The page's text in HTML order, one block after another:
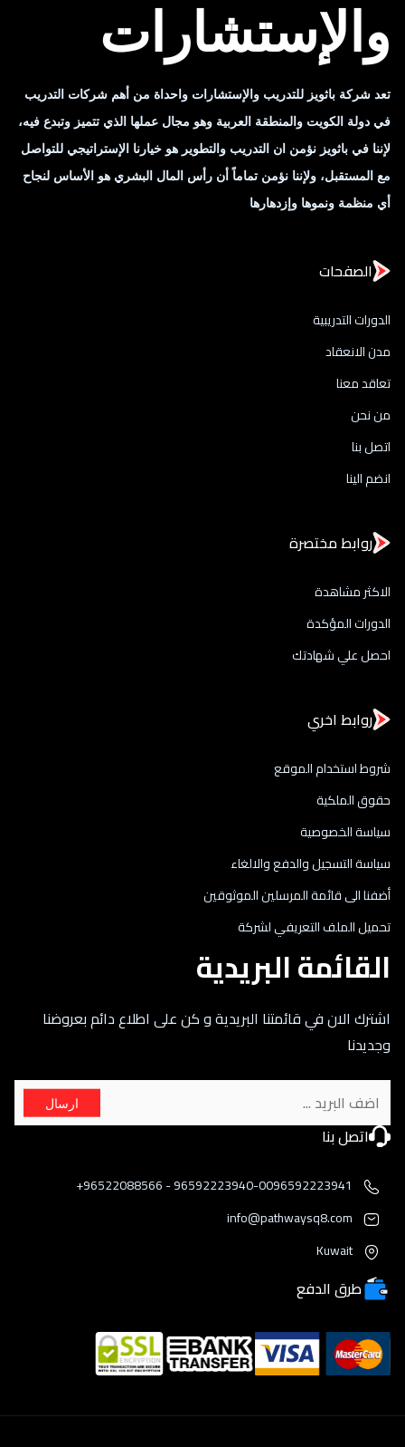
والإستشارات
تعد شركة باثويز للتدريب والإستشارات واحداة من أهم شركات التدريب
في دولة الكويت والمنطقة العربية وهو مجال عملها الذي تتميز وتبدع فيه،
لإننا في باثويز نؤمن ان التدريب والتطوير هو خيارنا الإستراتيجي للتواصل
مع المستقبل، ولإننا نؤمن تماماً أن رأس المال البشري هو الأساس لنجاح
أي منظمة ونموها وإزدهارها
الصفحات
الدورات التدريبية
مدن الانعقاد
تعاقد معنا
من نحن
اتصل بنا
انضم الينا
روابط مختصرة
الاكثر مشاهدة
الدورات المؤكدة
احصل علي شهادتك
روابط اخري
شروط استخدام الموقع
حقوق الملكية
سياسة الخصوصية
سياسة التسجيل والدفع والالغاء
أضفنا الى قائمة المرسلين الموثوقين
تحميل الملف التعريفي لشركة
القائمة البريدية
اشترك الان في قائمتنا البريدية و كن على اطلاع دائم بعروضنا
وجديدنا
ارسال
اتصل بنا
96592223940-0096592223941 - 96522088566+
info@pathwaysq8.com
Kuwait
طرق الدفع